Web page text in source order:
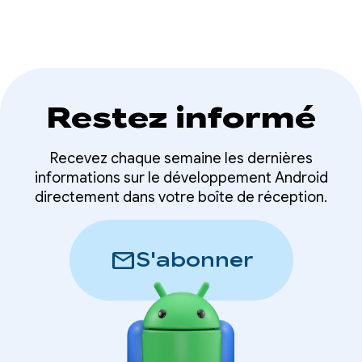
Restez informé
Recevez chaque semaine les dernières
informations sur le développement Android
directement dans votre boîte de réception.
mailS'abonner